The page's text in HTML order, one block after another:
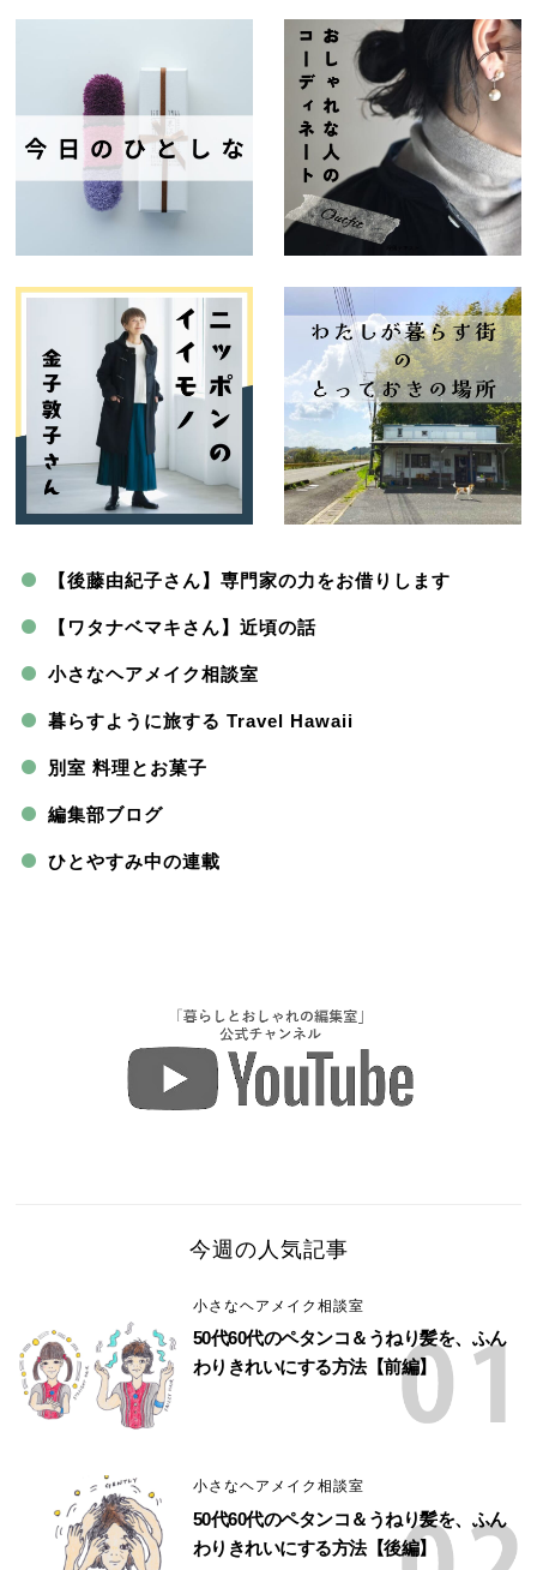
【後藤由紀子さん】専門家の力をお借りします
【ワタナベマキさん】近頃の話
小さなヘアメイク相談室
暮らすように旅する Travel Hawaii
別室 料理とお菓子
編集部ブログ
ひとやすみ中の連載
今週の人気記事
小さなヘアメイク相談室
50代60代のペタンコ＆うねり髪を、ふん
わりきれいにする方法【前編】
小さなヘアメイク相談室
50代60代のペタンコ＆うねり髪を、ふん
わりきれいにする方法【後編】